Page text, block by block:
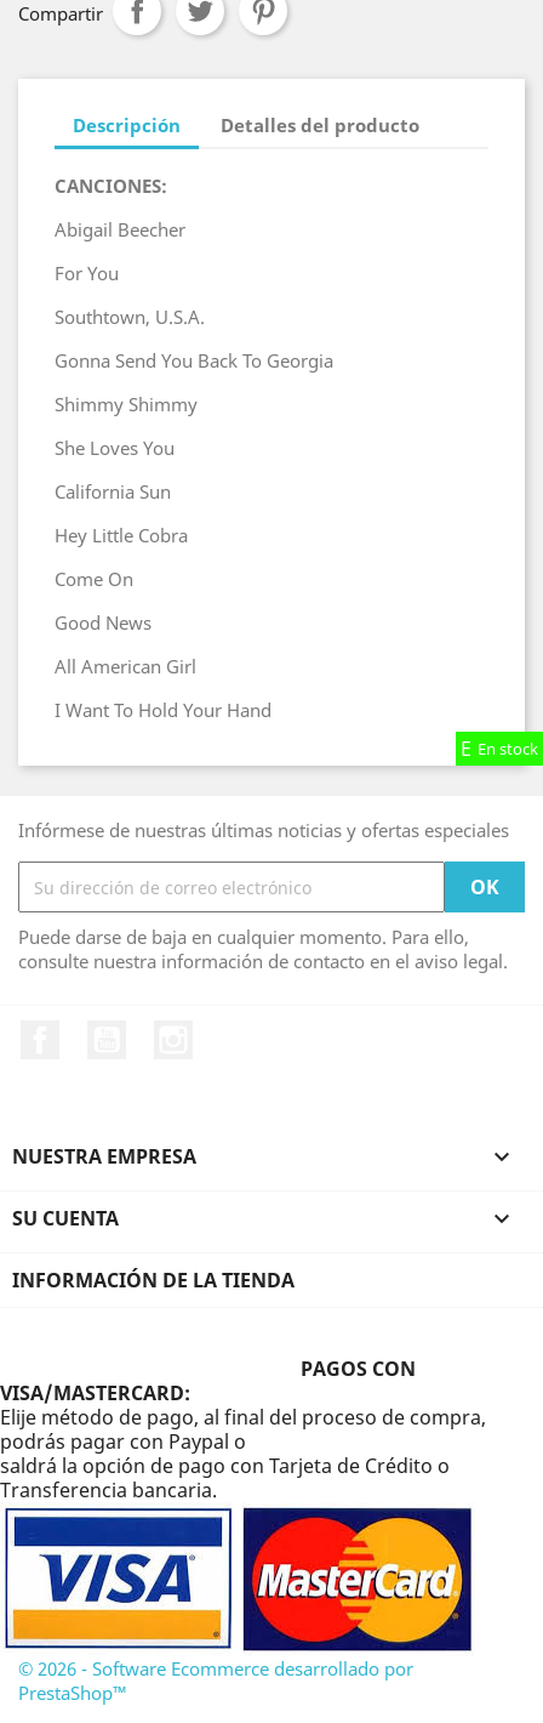
En stock
En stock
En stock
Compartir
Descripción Detalles del producto
CANCIONES:
Abigail Beecher
For You
Southtown, U.S.A.
Gonna Send You Back To Georgia
Shimmy Shimmy
She Loves You
California Sun
Hey Little Cobra
Come On
Good News
All American Girl
I Want To Hold Your Hand
Infórmese de nuestras últimas noticias y ofertas especiales
Puede darse de baja en cualquier momento. Para ello,
consulte nuestra información de contacto en el aviso legal.
NUESTRA EMPRESA 
SU CUENTA 
INFORMACIÓN DE LA TIENDA
PAGOS CON
VISA/MASTERCARD:
Elije método de pago, al final del proceso de compra,
podrás pagar con Paypal o
saldrá la opción de pago con Tarjeta de Crédito o
Transferencia bancaria.
© 2026 - Software Ecommerce desarrollado por
PrestaShop™